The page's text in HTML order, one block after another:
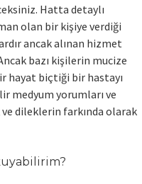
Hatta detaylı
olan bir kişiye verdiği
ancak alınan hizmet
bazı kişilerin mucize
hayat biçtiği bir hastayı
medyum yorumları ve
dileklerin farkında olarak